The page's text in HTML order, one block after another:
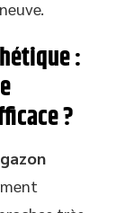
:
?
gazon